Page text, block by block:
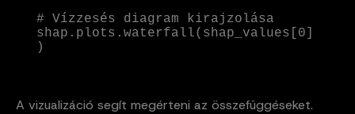
# Vízzesés diagram kirajzolása
shap.plots.waterfall(shap_values[0]
)
A vizualizáció segít megérteni az összefüggéseket.